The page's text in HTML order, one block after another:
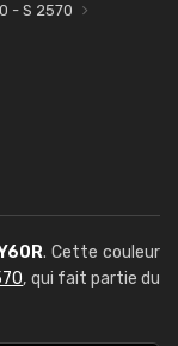
- S 2570
. Cette couleur
, qui fait partie du